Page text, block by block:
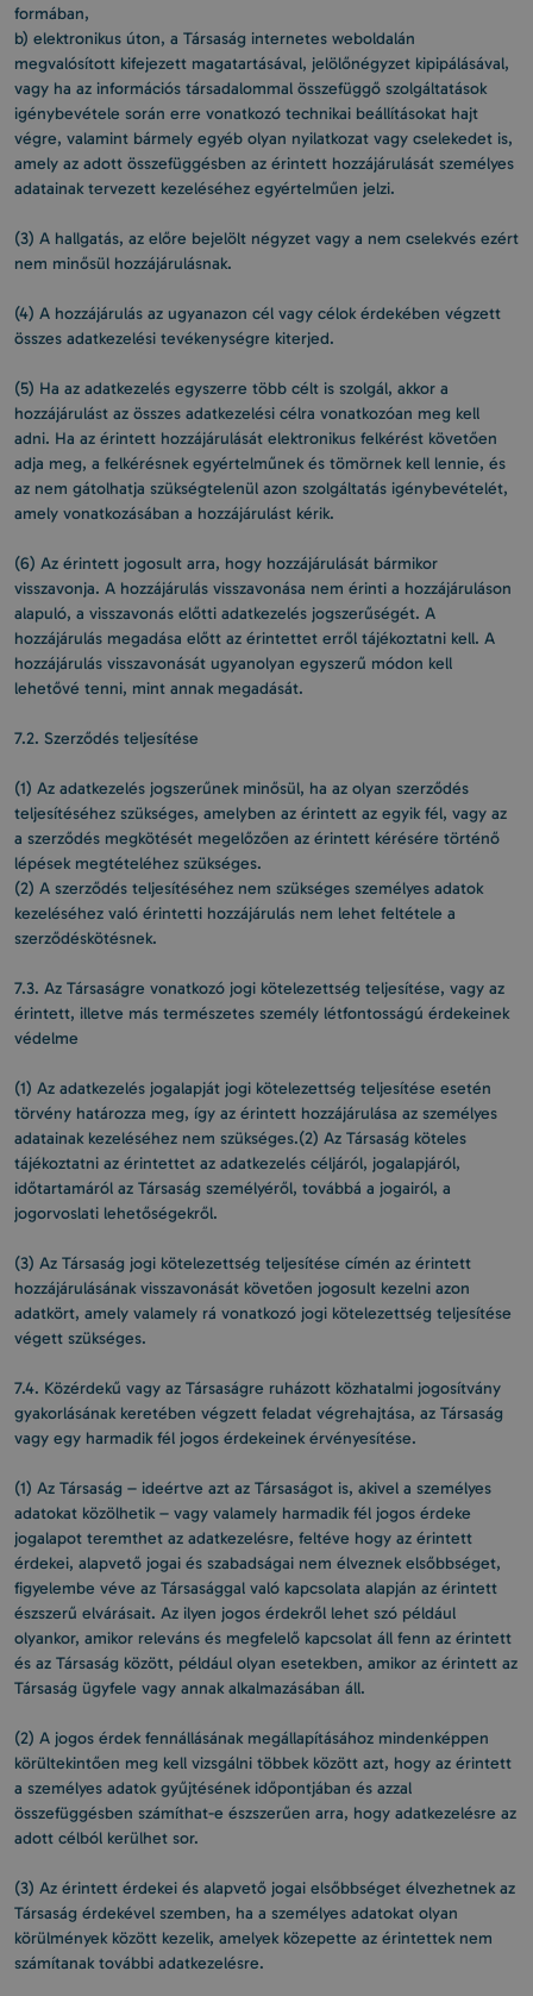
formában,
b) elektronikus úton, a Társaság internetes weboldalán
megvalósított kifejezett magatartásával, jelölőnégyzet kipipálásával,
vagy ha az információs társadalommal összefüggő szolgáltatások
igénybevétele során erre vonatkozó technikai beállításokat hajt
végre, valamint bármely egyéb olyan nyilatkozat vagy cselekedet is,
amely az adott összefüggésben az érintett hozzájárulását személyes
adatainak tervezett kezeléséhez egyértelműen jelzi.
(3) A hallgatás, az előre bejelölt négyzet vagy a nem cselekvés ezért
nem minősül hozzájárulásnak.
(4) A hozzájárulás az ugyanazon cél vagy célok érdekében végzett
összes adatkezelési tevékenységre kiterjed.
(5) Ha az adatkezelés egyszerre több célt is szolgál, akkor a
hozzájárulást az összes adatkezelési célra vonatkozóan meg kell
adni. Ha az érintett hozzájárulását elektronikus felkérést követően
adja meg, a felkérésnek egyértelműnek és tömörnek kell lennie, és
az nem gátolhatja szükségtelenül azon szolgáltatás igénybevételét,
amely vonatkozásában a hozzájárulást kérik.
(6) Az érintett jogosult arra, hogy hozzájárulását bármikor
visszavonja. A hozzájárulás visszavonása nem érinti a hozzájáruláson
alapuló, a visszavonás előtti adatkezelés jogszerűségét. A
hozzájárulás megadása előtt az érintettet erről tájékoztatni kell. A
hozzájárulás visszavonását ugyanolyan egyszerű módon kell
lehetővé tenni, mint annak megadását.
7.2. Szerződés teljesítése
(1) Az adatkezelés jogszerűnek minősül, ha az olyan szerződés
teljesítéséhez szükséges, amelyben az érintett az egyik fél, vagy az
a szerződés megkötését megelőzően az érintett kérésére történő
lépések megtételéhez szükséges.
(2) A szerződés teljesítéséhez nem szükséges személyes adatok
kezeléséhez való érintetti hozzájárulás nem lehet feltétele a
szerződéskötésnek.
7.3. Az Társaságre vonatkozó jogi kötelezettség teljesítése, vagy az
érintett, illetve más természetes személy létfontosságú érdekeinek
védelme
(1) Az adatkezelés jogalapját jogi kötelezettség teljesítése esetén
törvény határozza meg, így az érintett hozzájárulása az személyes
adatainak kezeléséhez nem szükséges.(2) Az Társaság köteles
tájékoztatni az érintettet az adatkezelés céljáról, jogalapjáról,
időtartamáról az Társaság személyéről, továbbá a jogairól, a
jogorvoslati lehetőségekről.
(3) Az Társaság jogi kötelezettség teljesítése címén az érintett
hozzájárulásának visszavonását követően jogosult kezelni azon
adatkört, amely valamely rá vonatkozó jogi kötelezettség teljesítése
végett szükséges.
7.4. Közérdekű vagy az Társaságre ruházott közhatalmi jogosítvány
gyakorlásának keretében végzett feladat végrehajtása, az Társaság
vagy egy harmadik fél jogos érdekeinek érvényesítése.
(1) Az Társaság – ideértve azt az Társaságot is, akivel a személyes
adatokat közölhetik – vagy valamely harmadik fél jogos érdeke
jogalapot teremthet az adatkezelésre, feltéve hogy az érintett
érdekei, alapvető jogai és szabadságai nem élveznek elsőbbséget,
figyelembe véve az Társasággal való kapcsolata alapján az érintett
észszerű elvárásait. Az ilyen jogos érdekről lehet szó például
olyankor, amikor releváns és megfelelő kapcsolat áll fenn az érintett
és az Társaság között, például olyan esetekben, amikor az érintett az
Társaság ügyfele vagy annak alkalmazásában áll.
(2) A jogos érdek fennállásának megállapításához mindenképpen
körültekintően meg kell vizsgálni többek között azt, hogy az érintett
a személyes adatok gyűjtésének időpontjában és azzal
összefüggésben számíthat-e észszerűen arra, hogy adatkezelésre az
adott célból kerülhet sor.
(3) Az érintett érdekei és alapvető jogai elsőbbséget élvezhetnek az
Társaság érdekével szemben, ha a személyes adatokat olyan
körülmények között kezelik, amelyek közepette az érintettek nem
számítanak további adatkezelésre.